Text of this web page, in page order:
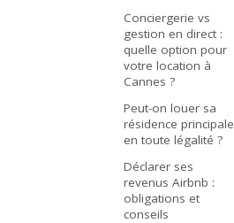
Conciergerie vs
gestion en direct :
quelle option pour
votre location à
Cannes ?
Peut-on louer sa
résidence principale
en toute légalité ?
Déclarer ses
revenus Airbnb :
obligations et
conseils